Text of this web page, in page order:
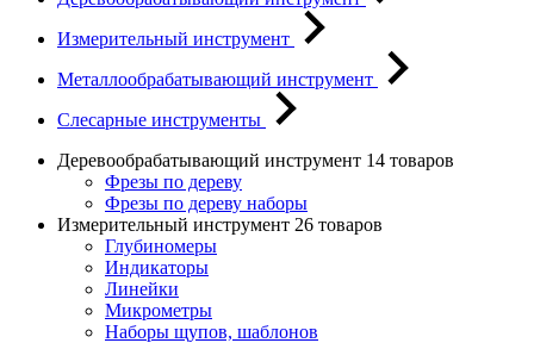
Измерительный инструмент
Металлообрабатывающий инструмент
Слесарные инструменты
Деревообрабатывающий инструмент 14 товаров
Фрезы по дереву
Фрезы по дереву наборы
Измерительный инструмент 26 товаров
Глубиномеры
Индикаторы
Линейки
Микрометры
Наборы щупов, шаблонов